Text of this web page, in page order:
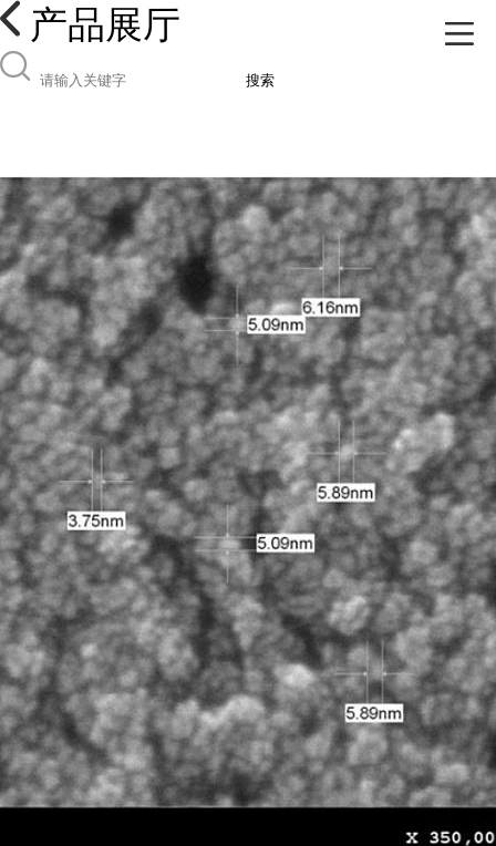
产品展厅
搜索